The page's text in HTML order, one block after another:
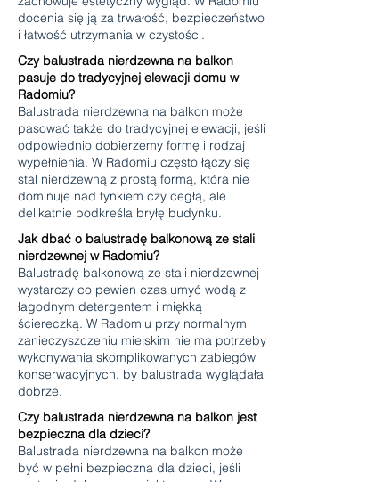
docenia się ją za trwałość, bezpieczeństwo
i łatwość utrzymania w czystości.
Czy balustrada nierdzewna na balkon
pasuje do tradycyjnej elewacji domu w
Radomiu?
Balustrada nierdzewna na balkon może
pasować także do tradycyjnej elewacji, jeśli
odpowiednio dobierzemy formę i rodzaj
wypełnienia. W Radomiu często łączy się
stal nierdzewną z prostą formą, która nie
dominuje nad tynkiem czy cegłą, ale
delikatnie podkreśla bryłę budynku.
Jak dbać o balustradę balkonową ze stali
nierdzewnej w Radomiu?
Balustradę balkonową ze stali nierdzewnej
wystarczy co pewien czas umyć wodą z
łagodnym detergentem i miękką
ściereczką. W Radomiu przy normalnym
zanieczyszczeniu miejskim nie ma potrzeby
wykonywania skomplikowanych zabiegów
konserwacyjnych, by balustrada wyglądała
dobrze.
Czy balustrada nierdzewna na balkon jest
bezpieczna dla dzieci?
Balustrada nierdzewna na balkon może
być w pełni bezpieczna dla dzieci, jeśli